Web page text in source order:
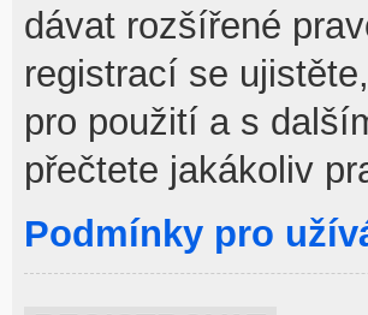
dávat rozšířené
registrací se
pro použití a s
přečtete jakákoliv
Podmínky pro